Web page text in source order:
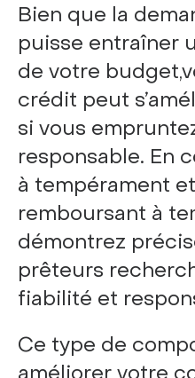
Bien que la
puisse entraîner
de votre
crédit peut
si vous
responsable. En
à tempérament
remboursant à
démontrez
prêteurs
fiabilité et
Ce type de